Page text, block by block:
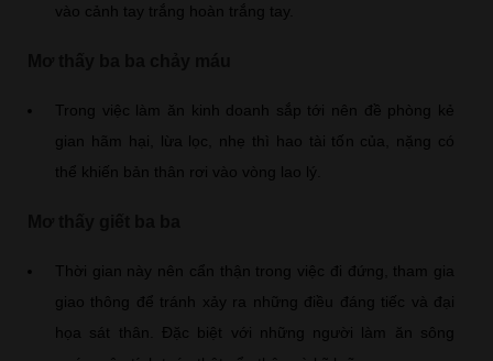
vào cảnh tay trắng hoàn trắng tay.
Trong việc làm ăn kinh doanh sắp tới nên đề phòng kẻ
gian hãm hại, lừa lọc, nhẹ thì hao tài tốn của, nặng có
thể khiến bản thân rơi vào vòng lao lý.
Thời gian này nên cẩn thận trong việc đi đứng, tham gia
giao thông để tránh xảy ra những điều đáng tiếc và đại
họa sát thân. Đặc biệt với những người làm ăn sông